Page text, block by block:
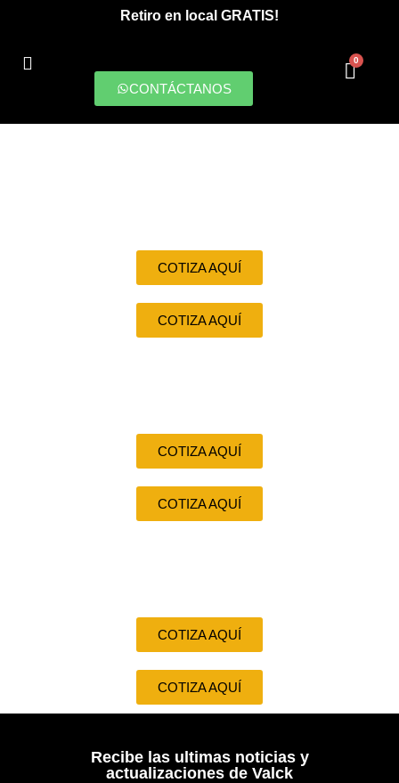
Retiro en local GRATIS!
CONTÁCTANOS
0
COTIZA AQUÍ
COTIZA AQUÍ
COTIZA AQUÍ
COTIZA AQUÍ
COTIZA AQUÍ
COTIZA AQUÍ
Recibe las ultimas noticias y
actualizaciones de Valck